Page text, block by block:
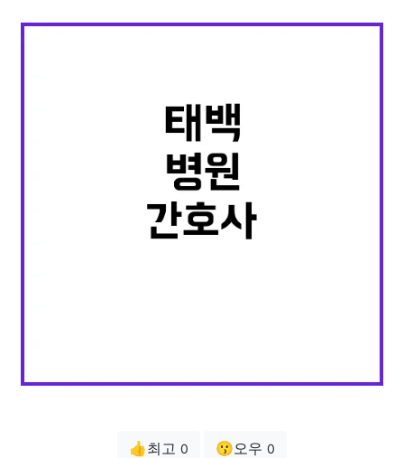
👍최고 0 😗오우 0